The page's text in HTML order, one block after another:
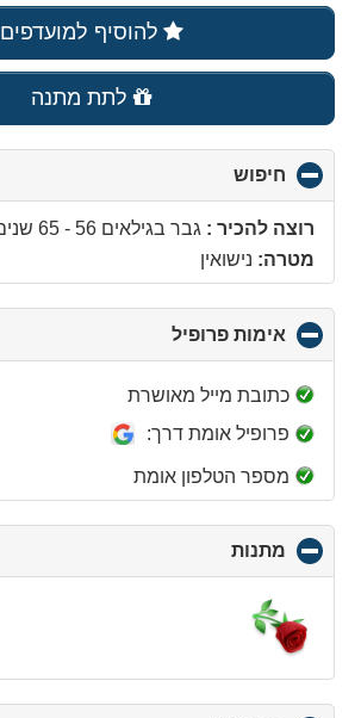
להוסיף למועדפים
לתת מתנה
חיפוש
to
collapseרוצה להכיר : גבר בגילאים 56 - 65 שנים
מטרה: נישואין
אימות פרופיל
to
contents
כתובת מייל מאושרת
פרופיל אומת דרך:
מספר הטלפון אומת
מתנות
to